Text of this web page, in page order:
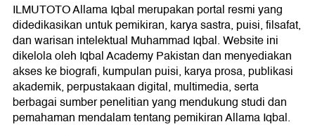
ILMUTOTO Allama Iqbal merupakan portal resmi yang
didedikasikan untuk pemikiran, karya sastra, puisi, filsafat,
dan warisan intelektual Muhammad Iqbal. Website ini
dikelola oleh Iqbal Academy Pakistan dan menyediakan
akses ke biografi, kumpulan puisi, karya prosa, publikasi
akademik, perpustakaan digital, multimedia, serta
berbagai sumber penelitian yang mendukung studi dan
pemahaman mendalam tentang pemikiran Allama Iqbal.